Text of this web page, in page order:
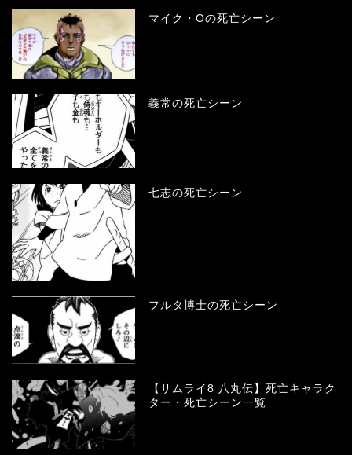
マイク・Oの死亡シーン
義常の死亡シーン
七志の死亡シーン
フルタ博士の死亡シーン
【サムライ8 八丸伝】死亡キャラク
ター・死亡シーン一覧